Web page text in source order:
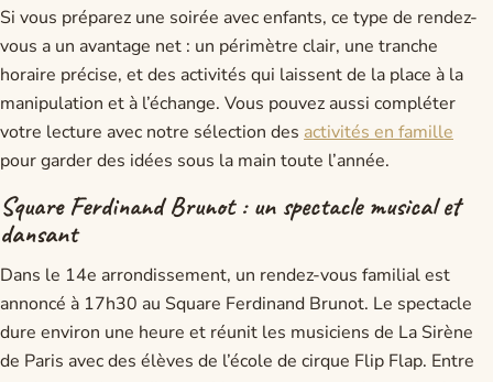
Si vous préparez une soirée avec enfants, ce type de rendez-
vous a un avantage net : un périmètre clair, une tranche
horaire précise, et des activités qui laissent de la place à la
manipulation et à l’échange. Vous pouvez aussi compléter
votre lecture avec notre sélection des activités en famille
pour garder des idées sous la main toute l’année.
Square Ferdinand Brunot : un spectacle musical et
dansant
Dans le 14e arrondissement, un rendez-vous familial est
annoncé à 17h30 au Square Ferdinand Brunot. Le spectacle
dure environ une heure et réunit les musiciens de La Sirène
de Paris avec des élèves de l’école de cirque Flip Flap. Entre